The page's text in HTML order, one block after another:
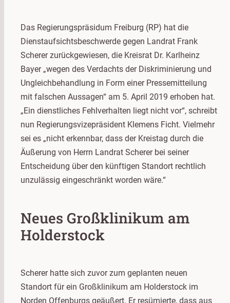
Das Regierungspräsidum Freiburg (RP) hat die
Dienstaufsichtsbeschwerde gegen Landrat Frank
Scherer zurückgewiesen, die Kreisrat Dr. Karlheinz
Bayer „wegen des Verdachts der Diskriminierung und
Ungleichbehandlung in Form einer Pressemitteilung
mit falschen Aussagen“ am 5. April 2019 erhoben hat.
„Ein dienstliches Fehlverhalten liegt nicht vor“, schreibt
nun Regierungsvizepräsident Klemens Ficht. Vielmehr
sei es „nicht erkennbar, dass der Kreistag durch die
Äußerung von Herrn Landrat Scherer bei seiner
Entscheidung über den künftigen Standort rechtlich
unzulässig eingeschränkt worden wäre.“
Neues Großklinikum am
Holderstock
Scherer hatte sich zuvor zum geplanten neuen
Standort für ein Großklinikum am Holderstock im
Norden Offenburgs geäußert. Er resümierte, dass aus